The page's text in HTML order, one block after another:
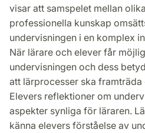
visar att samspelet mellan
professionella kunskap
undervisningen i en komplex
När lärare och elever får
undervisningen och dess
att lärprocesser ska
Elevers reflektioner om
aspekter synliga för läraren.
känna elevers förståelse av